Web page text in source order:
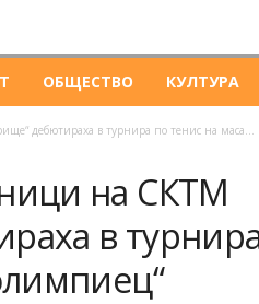
ОБЩЕСТВО КУЛТУРА
дебютираха в турнира по тенис на маса...
на СКТМ
в